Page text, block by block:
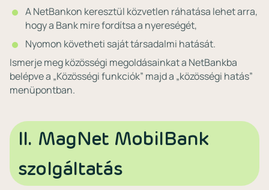
A NetBankon keresztül közvetlen ráhatása lehet arra,
hogy a Bank mire fordítsa a nyereségét,
Nyomon követheti saját társadalmi hatását.
Ismerje meg közösségi megoldásainkat a NetBankba
belépve a „Közösségi funkciók” majd a „közösségi hatás”
menüpontban.
II. MagNet MobilBank
szolgáltatás